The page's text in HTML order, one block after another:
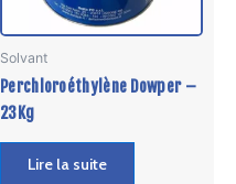
Solvant
Perchloroéthylène Dowper –
23Kg
Lire la suite